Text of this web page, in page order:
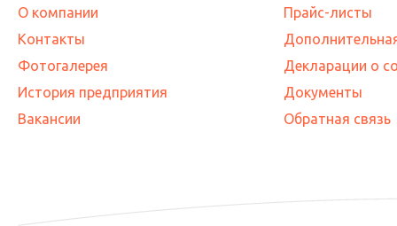
О компании
Контакты
Фотогалерея
История предприятия
Вакансии
Прайс-листы
Декларации о
Документы
Обратная связь